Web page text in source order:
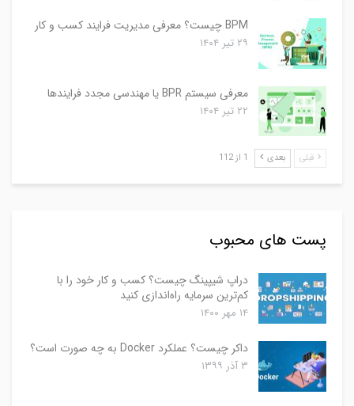
BPM چیست؟ معرفی مدیریت فرایند کسب و کار
۲۹ تیر ۱۴۰۴
معرفی سیستم BPR یا مهندسی مجدد فرایندها
۲۲ تیر ۱۴۰۴
قبلی بعدی 1 از 112
پست های محبوب
دراپ شیپینگ چیست؟ کسب و کار خود را با
کم‌ترین سرمایه راه‌اندازی کنید
۱۴ مهر ۱۴۰۰
داکر چیست؟ عملکرد Docker به چه صورت است؟
۳ آذر ۱۳۹۹